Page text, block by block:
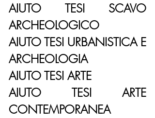
AIUTO TESI SCAVO
ARCHEOLOGICO
AIUTO TESI URBANISTICA E
ARCHEOLOGIA
AIUTO TESI ARTE
AIUTO TESI ARTE
CONTEMPORANEA